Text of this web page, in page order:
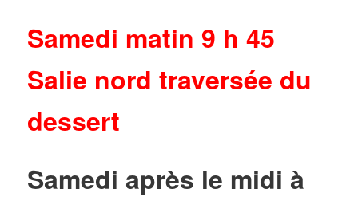
Samedi matin 9 h 45
Salie nord traversée du
dessert
Samedi après le midi à